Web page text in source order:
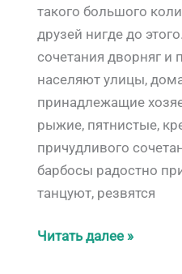
такого большого
друзей нигде до
сочетания дворняг и
населяют улицы,
принадлежащие
рыжие, пятнистые,
причудливого
барбосы радостно
танцуют, резвятся
Тайцы
Читать далее »